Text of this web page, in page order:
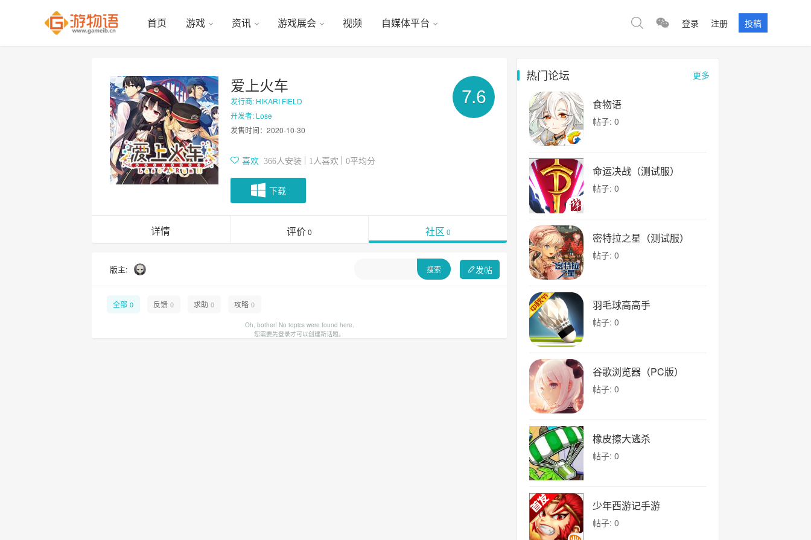
首页 游戏 资讯 游戏展会 视频 自媒体平台 登录 注册 投稿
7.6
爱上火车
发行商: HIKARI FIELD
开发者: Lose
发售时间： 2020-10-30
喜欢 366人安装 1 人喜欢 0平均分
下载
详情 评价0 社区 0
版主: 发帖
全部 0 反馈 0 求助 0 攻略 0
Oh, bother! No topics were found here.
您需要先登录才可以创建新话题。
更多
热门论坛
食物语
帖子: 0
命运决战（测试服）
帖子: 0
密特拉之星（测试服）
帖子: 0
羽毛球高高手
帖子: 0
谷歌浏览器（PC版）
帖子: 0
橡皮擦大逃杀
帖子: 0
少年西游记手游
帖子: 0